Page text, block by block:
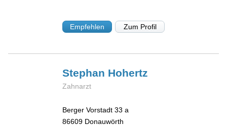
Empfehlen Zum Profil
Stephan Hohertz
Zahnarzt
Berger Vorstadt 33 a
86609 Donauwörth